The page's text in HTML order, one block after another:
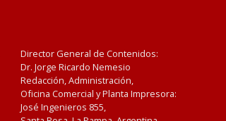
Director General de Contenidos:
Dr. Jorge Ricardo Nemesio
Redacción, Administración,
Oficina Comercial y Planta Impresora:
José Ingenieros 855,